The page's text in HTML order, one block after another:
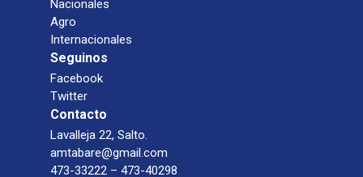
Nacionales
Agro
Internacionales
Seguinos
Facebook
Twitter
Contacto
Lavalleja 22, Salto.
amtabare@gmail.com
473-33222 – 473-40298